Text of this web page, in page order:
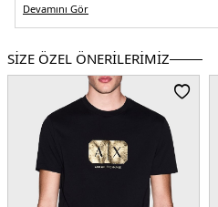
Kalıp Bilgisi :Regular Fit
5DY1XM000575AF10364UC001.07
Devamını Gör
SİZE ÖZEL ÖNERİLERİMİZ